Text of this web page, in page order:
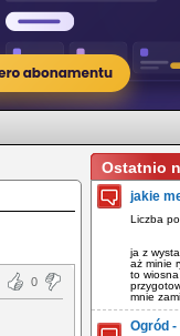
0
Ostatnio
jakie
Liczba
ja z
aż minie
to
mnie
Ogród